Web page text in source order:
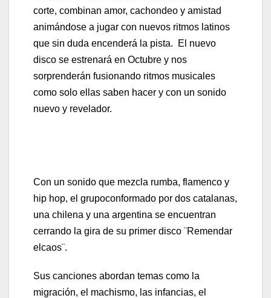
corte, combinan amor, cachondeo y amistad
animándose a jugar con nuevos ritmos latinos
que sin duda encenderá la pista. El nuevo
disco se estrenará en Octubre y nos
sorprenderán fusionando ritmos musicales
como solo ellas saben hacer y con un sonido
nuevo y revelador.
Con un sonido que mezcla rumba, flamenco y
hip hop, el grupoconformado por dos catalanas,
una chilena y una argentina se encuentran
cerrando la gira de su primer disco ¨Remendar
elcaos¨.
Sus canciones abordan temas como la
migración, el machismo, las infancias, el